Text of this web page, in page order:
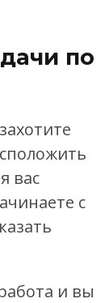
по
вас
с
и вы